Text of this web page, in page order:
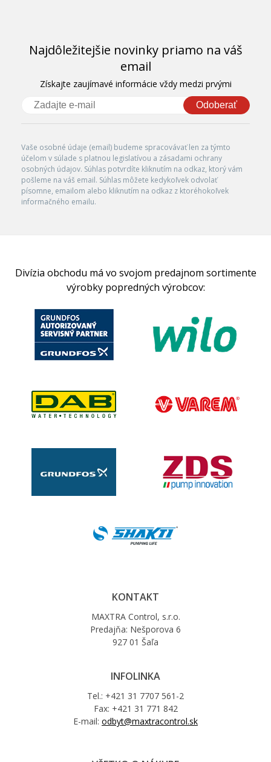
Najdôležitejšie novinky priamo na váš
email
Získajte zaujímavé informácie vždy medzi prvými
Odoberať
Vaše osobné údaje (email) budeme spracovávať len za týmto
účelom v súlade s platnou legislatívou a zásadami ochrany
osobných údajov. Súhlas potvrdíte kliknutím na odkaz, ktorý vám
pošleme na váš email. Súhlas môžete kedykoľvek odvolať
písomne, emailom alebo kliknutím na odkaz z ktoréhokoľvek
informačného emailu.
Divízia obchodu má vo svojom predajnom sortimente
výrobky popredných výrobcov:
KONTAKT
MAXTRA Control, s.r.o.
Predajňa: Nešporova 6
927 01 Šaľa
INFOLINKA
Tel.: +421 31 7707 561-2
Fax: +421 31 771 842
E-mail: odbyt@maxtracontrol.sk